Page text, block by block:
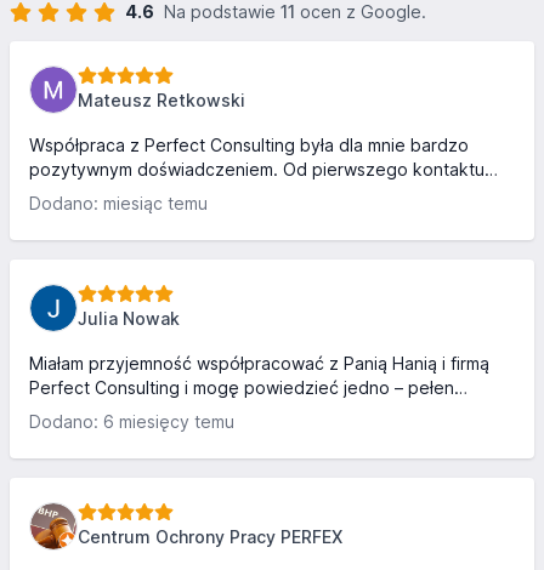
4.6 Na podstawie 11 ocen z Google.
Mateusz Retkowski
Współpraca z Perfect Consulting była dla mnie bardzo
pozytywnym doświadczeniem. Od pierwszego kontaktu
komunikacja była sprawna, ustalenia jasne, a
zaangażowanie zespołu naprawdę duże. Dodatkowo
wszystko odbywało się w przyjaznej atmosferze. Z czystym
Dodano: miesiąc temu
Julia Nowak
Miałam przyjemność współpracować z Panią Hanią i firmą
Perfect Consulting i mogę powiedzieć jedno – pełen
profesjonalizm i ogromna wiedza. Pani Hania jest osobą,
która potrafi słuchać, doradzić i wskazać najlepsze
rozwiązania, a przy tym robi to w bardzo serdecznej,
prawdziwą pasją. Perfect Consulting to miejsce, w którym
można poczuć się zaopiekowanym i mieć pewność, że jest
się w dobrych rękach. Z całego serca polecam!
Dodano: 6 miesięcy temu
Centrum Ochrony Pracy PERFEX